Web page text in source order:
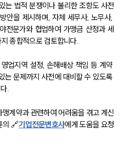
는 법적 분쟁이나 불리한 조항도 사전
안을 제시하며, 자체 세무사, 노무사,
전문가와 협업하여 가맹금 산정과 세
종합적으로 검토합니다.
업지역 설정, 손해배상 책임 등 계약
는 문제까지 사전에 대비할 수 있도록
.
계약과 관련하여 어려움을 겪고 계신
의 🔗기업전문변호사에게 도움을 요청